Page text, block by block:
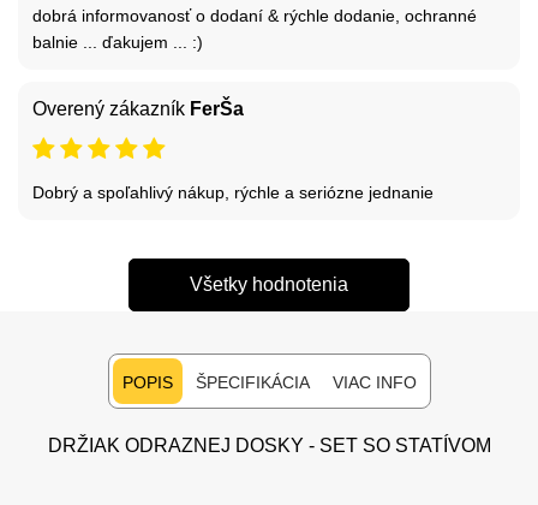
dobrá informovanosť o dodaní & rýchle dodanie, ochranné
balnie ... ďakujem ... :)
Overený zákazník FerŠa
Dobrý a spoľahlivý nákup, rýchle a seriózne jednanie
Všetky hodnotenia
POPIS ŠPECIFIKÁCIA VIAC INFO
DRŽIAK ODRAZNEJ DOSKY - SET SO STATÍVOM